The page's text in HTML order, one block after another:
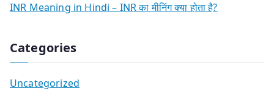
INR Meaning in Hindi – INR का मीनिंग क्या होता है?
Categories
Uncategorized